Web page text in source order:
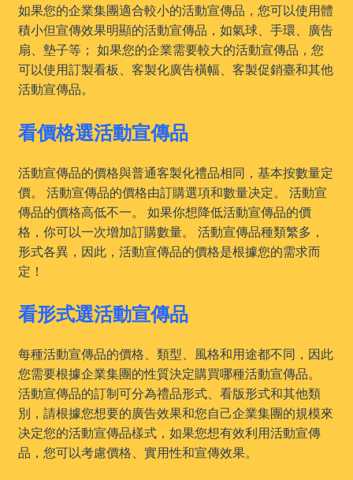
如果您的企業集團適合較小的活動宣傳品，您可以使用體
積小但宣傳效果明顯的活動宣傳品，如氣球、手環、廣告
扇、墊子等； 如果您的企業需要較大的活動宣傳品，您
可以使用訂製看板、客製化廣告橫幅、客製促銷臺和其他
活動宣傳品。
看價格選活動宣傳品
活動宣傳品的價格與普通客製化禮品相同，基本按數量定
價。 活動宣傳品的價格由訂購選項和數量决定。 活動宣
傳品的價格高低不一。 如果你想降低活動宣傳品的價
格，你可以一次增加訂購數量。 活動宣傳品種類繁多，
形式各異，因此，活動宣傳品的價格是根據您的需求而
定！
看形式選活動宣傳品
每種活動宣傳品的價格、類型、風格和用途都不同，因此
您需要根據企業集團的性質決定購買哪種活動宣傳品。
活動宣傳品的訂制可分為禮品形式、看版形式和其他類
別，請根據您想要的廣告效果和您自己企業集團的規模來
决定您的活動宣傳品樣式，如果您想有效利用活動宣傳
品，您可以考慮價格、實用性和宣傳效果。